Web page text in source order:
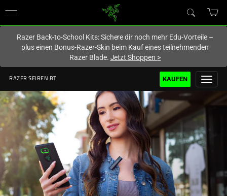
Du befindest dich aktuell auf der Website von
Razer Back-to-School Kits: Sichere dir noch mehr Edu-Vorteile –
plus einen Bonus-Razer-Skin beim Kauf eines teilnehmenden
Razer Blade. Jetzt Shoppen >
RAZER SEIREN BT KAUFEN